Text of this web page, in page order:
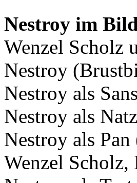
Nestroy im
Wenzel Scholz
Nestroy
Nestroy als
Nestroy als
Nestroy als
Wenzel